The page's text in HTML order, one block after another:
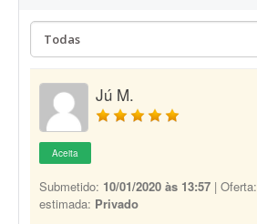
Jú M.
Aceita
Submetido: 10/01/2020 às 13:57 | Oferta:
estimada: Privado